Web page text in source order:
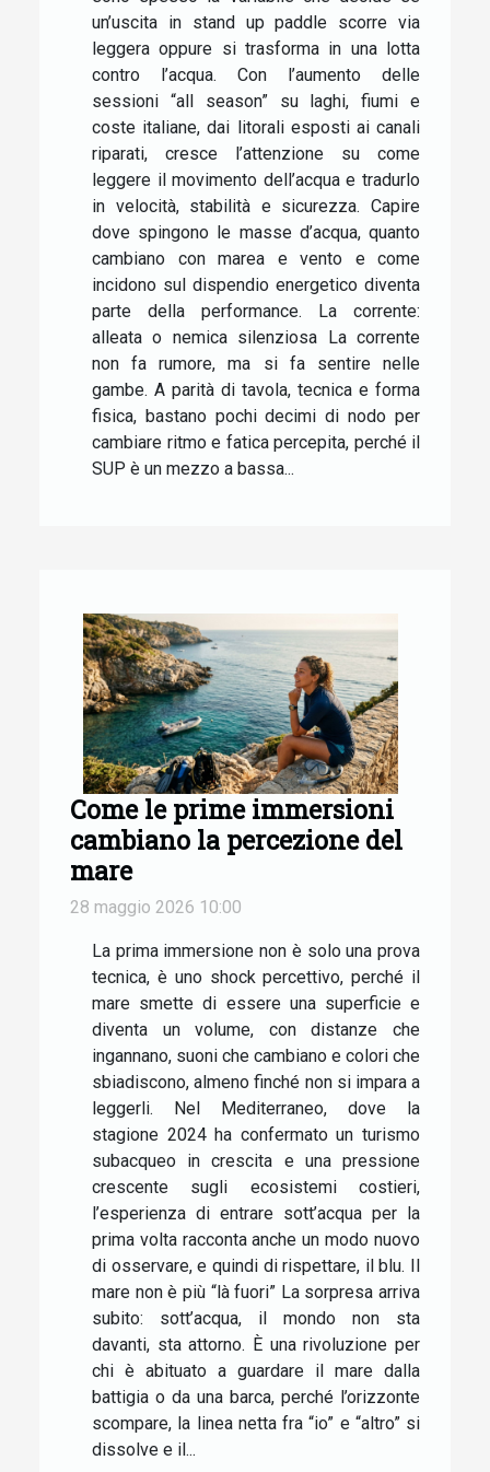
un’uscita in stand up paddle scorre via
leggera oppure si trasforma in una lotta
contro l’acqua. Con l’aumento delle
sessioni “all season” su laghi, fiumi e
coste italiane, dai litorali esposti ai canali
riparati, cresce l’attenzione su come
leggere il movimento dell’acqua e tradurlo
in velocità, stabilità e sicurezza. Capire
dove spingono le masse d’acqua, quanto
cambiano con marea e vento e come
incidono sul dispendio energetico diventa
parte della performance. La corrente:
alleata o nemica silenziosa La corrente
non fa rumore, ma si fa sentire nelle
gambe. A parità di tavola, tecnica e forma
fisica, bastano pochi decimi di nodo per
cambiare ritmo e fatica percepita, perché il
SUP è un mezzo a bassa...
Come le prime immersioni
cambiano la percezione del
mare
28 maggio 2026 10:00
La prima immersione non è solo una prova
tecnica, è uno shock percettivo, perché il
mare smette di essere una superficie e
diventa un volume, con distanze che
ingannano, suoni che cambiano e colori che
sbiadiscono, almeno finché non si impara a
leggerli. Nel Mediterraneo, dove la
stagione 2024 ha confermato un turismo
subacqueo in crescita e una pressione
crescente sugli ecosistemi costieri,
l’esperienza di entrare sott’acqua per la
prima volta racconta anche un modo nuovo
di osservare, e quindi di rispettare, il blu. Il
mare non è più “là fuori” La sorpresa arriva
subito: sott’acqua, il mondo non sta
davanti, sta attorno. È una rivoluzione per
chi è abituato a guardare il mare dalla
battigia o da una barca, perché l’orizzonte
scompare, la linea netta fra “io” e “altro” si
dissolve e il...